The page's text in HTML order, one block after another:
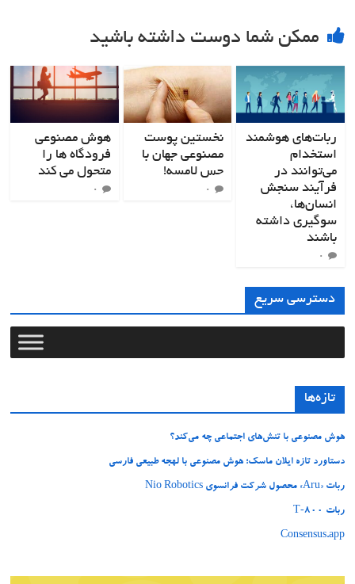
ممکن شما دوست داشته باشید
ربات‌های هوشمند
استخدام
می‌توانند در
فرآیند سنجش
انسان‌ها،
سوگیری‌ داشته
باشند
۰
نخستین پوست
مصنوعی جهان با
حس لامسه!
۰
هوش مصنوعی
فرودگاه ها را
متحول می کند
۰
دسترسی سریع
تازه‌ها
هوش مصنوعی با تنش‌های اجتماعی چه می‌کند؟
دستاورد تازه ایلان ماسک؛ هوش مصنوعی با لهجه طبیعی فارسی
ربات «Aru» محصول شرکت فرانسوی Nio Robotics
ربات T‑800
Consensus.app